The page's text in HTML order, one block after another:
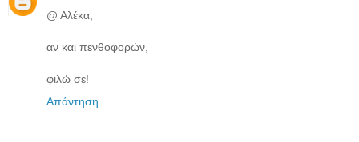
@ Αλέκα,
αν και πενθοφορών,
φιλώ σε!
Απάντηση